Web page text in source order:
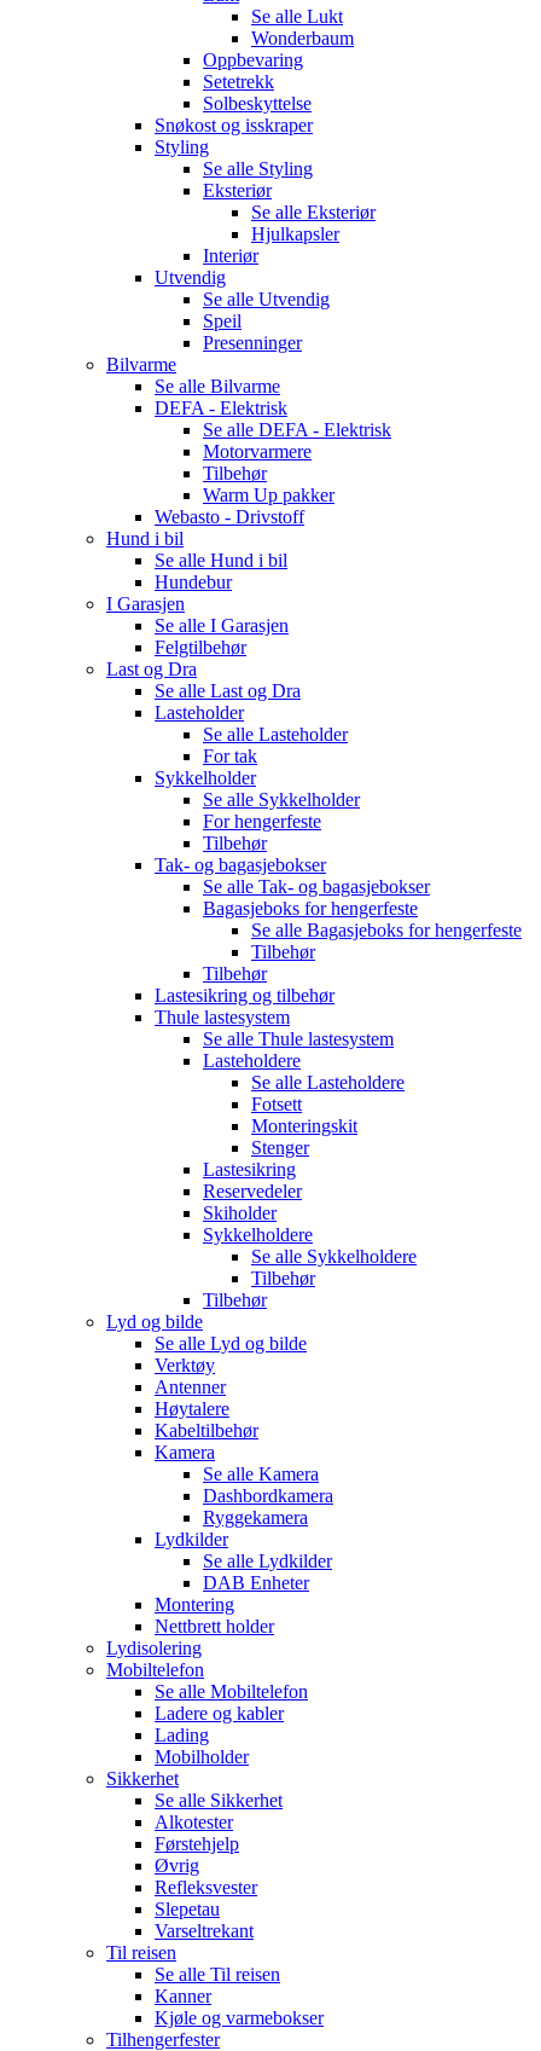
Se alle Lukt
Wonderbaum
Oppbevaring
Setetrekk
Solbeskyttelse
Snøkost og isskraper
Styling
Se alle Styling
Eksteriør
Se alle Eksteriør
Hjulkapsler
Interiør
Utvendig
Se alle Utvendig
Speil
Presenninger
Bilvarme
Se alle Bilvarme
DEFA - Elektrisk
Se alle DEFA - Elektrisk
Motorvarmere
Tilbehør
Warm Up pakker
Webasto - Drivstoff
Hund i bil
Se alle Hund i bil
Hundebur
I Garasjen
Se alle I Garasjen
Felgtilbehør
Last og Dra
Se alle Last og Dra
Lasteholder
Se alle Lasteholder
For tak
Sykkelholder
Se alle Sykkelholder
For hengerfeste
Tilbehør
Tak- og bagasjebokser
Se alle Tak- og bagasjebokser
Bagasjeboks for hengerfeste
Se alle Bagasjeboks for hengerfeste
Tilbehør
Tilbehør
Lastesikring og tilbehør
Thule lastesystem
Se alle Thule lastesystem
Lasteholdere
Se alle Lasteholdere
Fotsett
Monteringskit
Stenger
Lastesikring
Reservedeler
Skiholder
Sykkelholdere
Se alle Sykkelholdere
Tilbehør
Tilbehør
Lyd og bilde
Se alle Lyd og bilde
Verktøy
Antenner
Høytalere
Kabeltilbehør
Kamera
Se alle Kamera
Dashbordkamera
Ryggekamera
Lydkilder
Se alle Lydkilder
DAB Enheter
Montering
Nettbrett holder
Lydisolering
Mobiltelefon
Se alle Mobiltelefon
Ladere og kabler
Lading
Mobilholder
Sikkerhet
Se alle Sikkerhet
Alkotester
Førstehjelp
Øvrig
Refleksvester
Slepetau
Varseltrekant
Til reisen
Se alle Til reisen
Kanner
Kjøle og varmebokser
Tilhengerfester